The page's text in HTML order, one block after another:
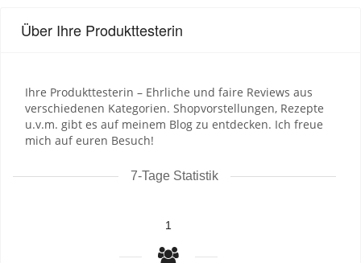
Über Ihre Produkttesterin
Ihre Produkttesterin – Ehrliche und faire Reviews aus
verschiedenen Kategorien. Shopvorstellungen, Rezepte
u.v.m. gibt es auf meinem Blog zu entdecken. Ich freue
mich auf euren Besuch!
7-Tage Statistik
1